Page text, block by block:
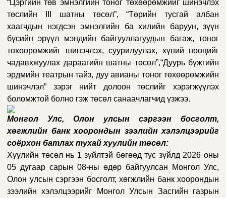
“Цэргийн төв эмнэлгийн тоног төхөөрөмжийг шинэчлэх
төслийн III шатны төсөл”, “Төрийн тусгай албан
хаагчдын нэгдсэн эмнэлгийн ба хилийн баруун, зүүн
бүсийн эрүүл мэндийн байгууллагуудын багаж, тоног
төхөөрөмжийг шинэчлэх, суурилуулах, хүний нөөцийг
чадавхжуулах дараагийн шатны төсөл”,“Дуурь бүжгийн
эрдмийн театрын тайз, дуу авианы тоног төхөөрөмжийн
шинэчлэл” зэрэг нийт долоон төслийг хэрэгжүүлэх
боломжтой болно гэж төсөл санаачлагчид үзжээ.
Монгол Улс, Олон улсын сэргээн босголт,
хөгжлийн банк хоорондын зээлийн хэлэлцээрийг
соёрхон батлах тухай хуулийн төсөл:
Хуулийн төсөл нь 1 зүйлтэй бөгөөд тус зүйлд 2026 оны
05 дугаар сарын 08-ны өдөр байгуулсан Монгол Улс,
Олон улсын сэргээн босголт, хөгжлийн банк хоорондын
зээлийн хэлэлцээрийг Монгол Улсын Засгийн газрын